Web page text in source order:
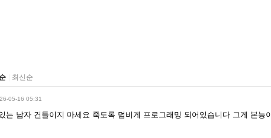
최신순
26-05-16 05:31
는 남자 건들이지 마세요 죽도록 덤비게 프로그래밍 되어있습니다 그게 본능